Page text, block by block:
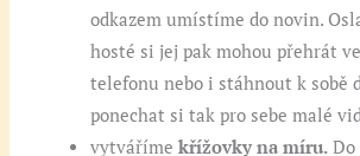
odkazem umístíme do novin.
hosté si jej pak mohou přehrát
telefonu nebo i stáhnout k sobě
ponechat si tak pro sebe malé
vytvářímekřížovky na míru.